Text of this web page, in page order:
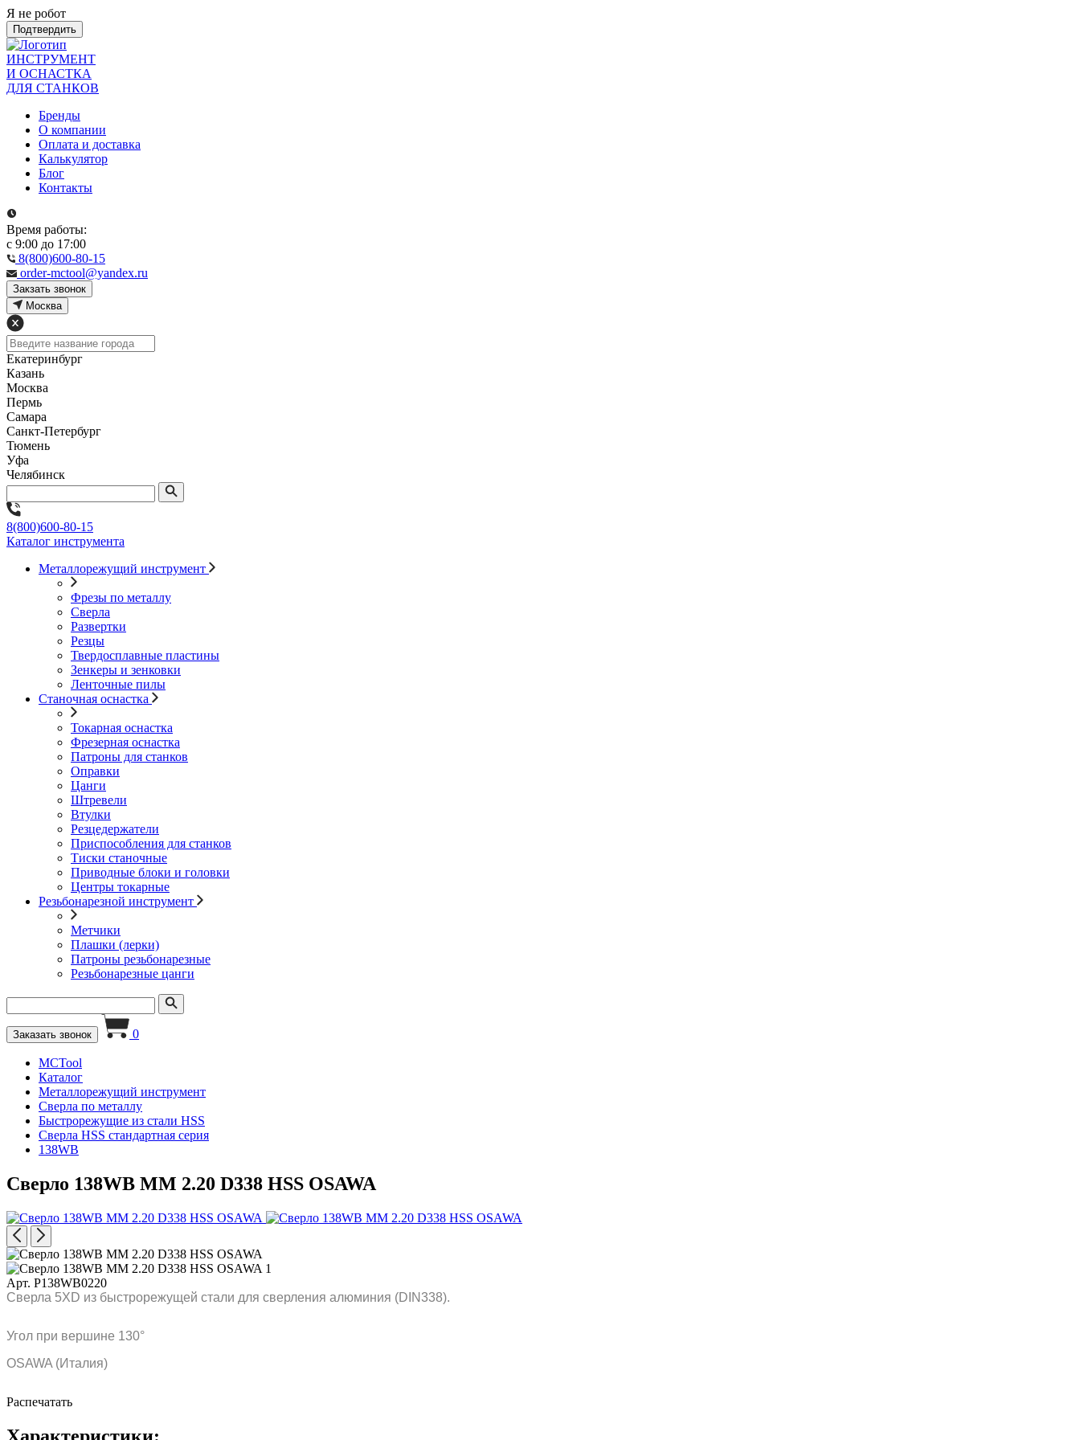
Я не робот
Подтвердить
ИНСТРУМЕНТ
И ОСНАСТКА
ДЛЯ СТАНКОВ
Бренды
О компании
Оплата и доставка
Калькулятор
Блог
Контакты
Время работы:
с 9:00 до 17:00
8(800)600-80-15
order-mctool@yandex.ru
Закзать звонок
Москва
Екатеринбург
Казань
Москва
Пермь
Самара
Санкт-Петербург
Тюмень
Уфа
Челябинск
8(800)600-80-15
Каталог инструмента
Металлорежущий инструмент
Фрезы по металлу
Сверла
Развертки
Резцы
Твердосплавные пластины
Зенкеры и зенковки
Ленточные пилы
Станочная оснастка
Токарная оснастка
Фрезерная оснастка
Патроны для станков
Оправки
Цанги
Штревели
Втулки
Резцедержатели
Приспособления для станков
Тиски станочные
Приводные блоки и головки
Центры токарные
Резьбонарезной инструмент
Метчики
Плашки (лерки)
Патроны резьбонарезные
Резьбонарезные цанги
Заказать звонок 0
MCTool
Каталог
Металлорежущий инструмент
Сверла по металлу
Быстрорежущие из стали HSS
Сверла HSS стандартная серия
138WB
Сверло 138WB MM 2.20 D338 HSS OSAWA
Арт. P138WB0220
Сверла 5XD из быстрорежущей стали для сверления алюминия (DIN338).
Угол при вершине 130°
OSAWA (Италия)
Распечатать
Характеристики: